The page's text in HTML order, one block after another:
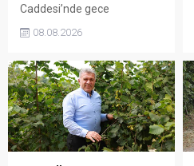
Caddesi’nde gece
kavgada A.E. ayağından
bölgede kısa süreli panik
yaşanırken polis geniş çaplı
soruşturma başlattı.
08.08.2026